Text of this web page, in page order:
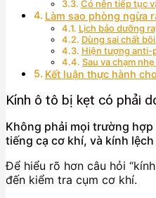
Có nên tiếp tục
Làm sao phòng ngừa
Lịch bảo dưỡng
Dùng sai chất
Hiện tượng anti-
Sau va chạm
Kết luận thực hành
Kính ô tô bị kẹt có phải
Không phải mọi trường
tiếng cạ cơ khí, và kính
Để hiểu rõ hơn câu hỏi
đến kiểm tra cụm cơ khí.